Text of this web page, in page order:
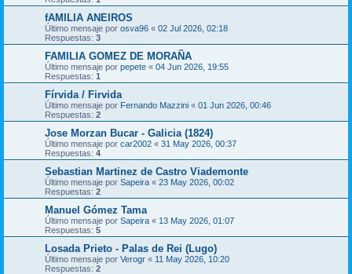
fAMILIA ANEIROS
Último mensaje por osva96 « 02 Jul 2026, 02:18
Respuestas: 3
FAMILIA GOMEZ DE MORAÑA
Último mensaje por pepete « 04 Jun 2026, 19:55
Respuestas: 1
Fírvida / Firvida
Último mensaje por Fernando Mazzini « 01 Jun 2026, 00:46
Respuestas: 2
Jose Morzan Bucar - Galicia (1824)
Último mensaje por car2002 « 31 May 2026, 00:37
Respuestas: 4
Sebastian Martinez de Castro Viademonte
Último mensaje por Sapeira « 23 May 2026, 00:02
Respuestas: 2
Manuel Gómez Tama
Último mensaje por Sapeira « 13 May 2026, 01:07
Respuestas: 5
Losada Prieto - Palas de Rei (Lugo)
Último mensaje por Verogr « 11 May 2026, 10:20
Respuestas: 2